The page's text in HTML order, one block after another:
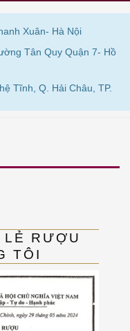
Xuân- Hà Nội
Tân Quy Quận 7- Hồ
Tĩnh, Q. Hải Châu, TP.
RƯỢU
TÔI